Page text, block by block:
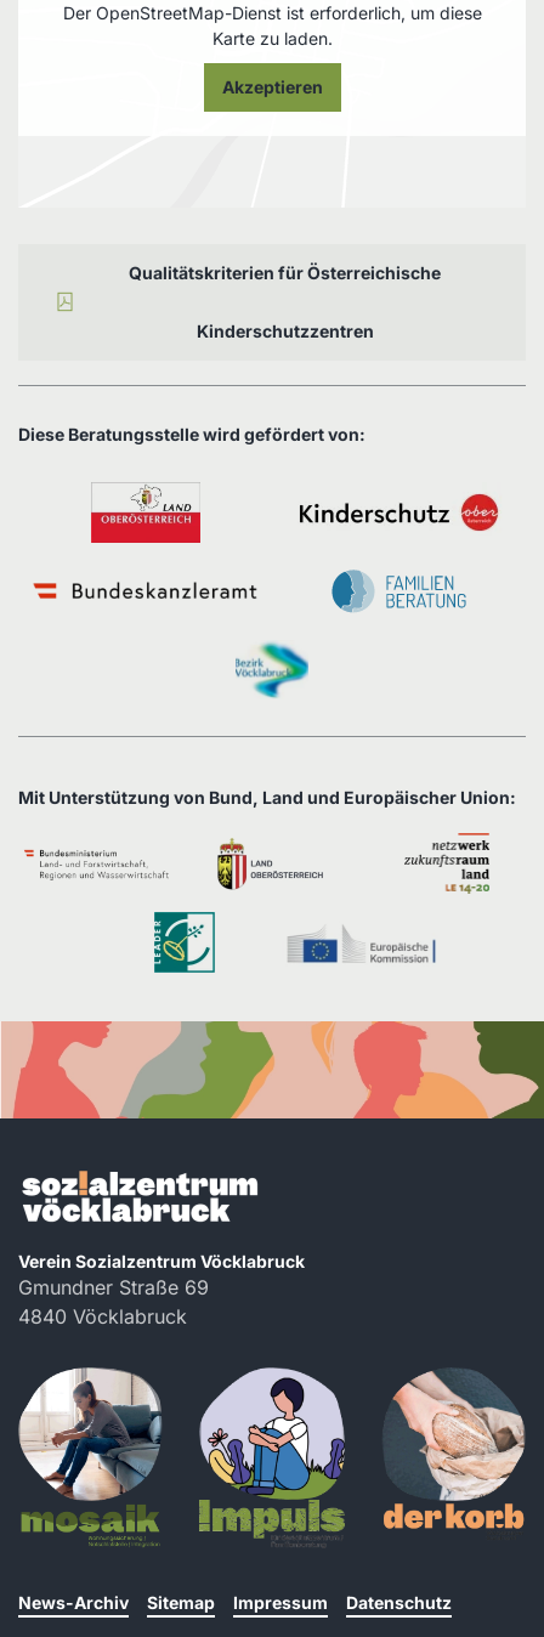
Der OpenStreetMap-Dienst ist erforderlich, um diese
Karte zu laden.
Akzeptieren
Qualitätskriterien für Österreichische
Kinderschutzzentren
Diese Beratungsstelle wird gefördert von:
Mit Unterstützung von Bund, Land und Europäischer Union:
Verein Sozialzentrum Vöcklabruck
Gmundner Straße 69
4840 Vöcklabruck
News-Archiv Sitemap Impressum Datenschutz